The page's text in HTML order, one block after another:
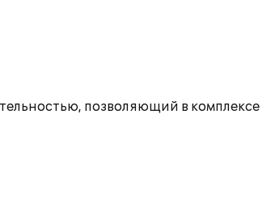
позволяющий в комплексе